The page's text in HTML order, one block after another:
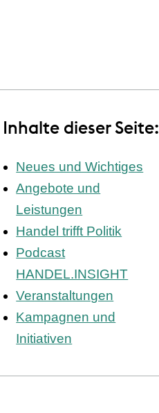
Inhalte dieser Seite:
Neues und Wichtiges
Angebote und
Leistungen
Handel trifft Politik
Podcast
HANDEL.INSIGHT
Veranstaltungen
Kampagnen und
Initiativen